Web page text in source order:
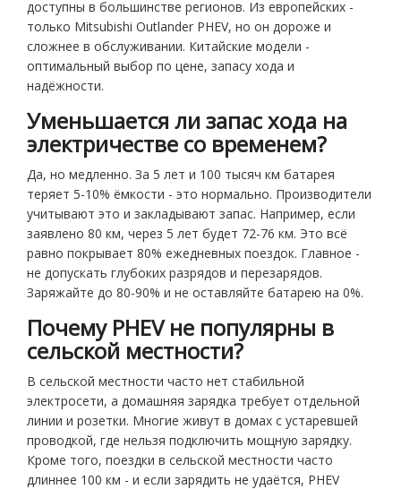
доступны в большинстве регионов. Из европейских -
только Mitsubishi Outlander PHEV, но он дороже и
сложнее в обслуживании. Китайские модели -
оптимальный выбор по цене, запасу хода и
надёжности.
Уменьшается ли запас хода на
электричестве со временем?
Да, но медленно. За 5 лет и 100 тысяч км батарея
теряет 5-10% ёмкости - это нормально. Производители
учитывают это и закладывают запас. Например, если
заявлено 80 км, через 5 лет будет 72-76 км. Это всё
равно покрывает 80% ежедневных поездок. Главное -
не допускать глубоких разрядов и перезарядов.
Заряжайте до 80-90% и не оставляйте батарею на 0%.
Почему PHEV не популярны в
сельской местности?
В сельской местности часто нет стабильной
электросети, а домашняя зарядка требует отдельной
линии и розетки. Многие живут в домах с устаревшей
проводкой, где нельзя подключить мощную зарядку.
Кроме того, поездки в сельской местности часто
длиннее 100 км - и если зарядить не удаётся, PHEV